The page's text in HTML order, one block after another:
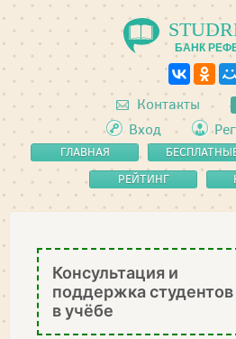
БАНК
Контакты
Вход
ГЛАВНАЯ
РЕФЕРАТЫ
РЕЙТИНГ
Консультация и
поддержка студентов
в учёбе